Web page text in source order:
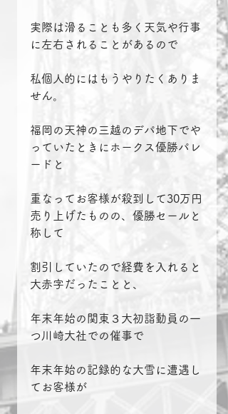
実際は滑ることも多く天気や行事
に左右されることがあるので
私個人的にはもうやりたくありま
せん。
福岡の天神の三越のデパ地下でや
っていたときにホークス優勝パレ
ードと
重なってお客様が殺到して30万円
売り上げたものの、優勝セールと
称して
割引していたので経費を入れると
大赤字だったことと、
年末年始の関東３大初詣動員の一
つ川崎大社での催事で
年末年始の記録的な大雪に遭遇し
てお客様が